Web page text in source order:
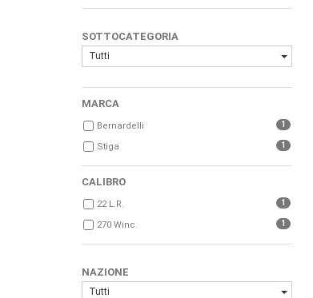
SOTTOCATEGORIA
Tutti
MARCA
Bernardelli 1
Stiga 1
CALIBRO
22 L.r. 1
270 Winc. 1
NAZIONE
Tutti